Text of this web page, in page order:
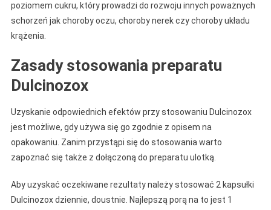
poziomem cukru, który prowadzi do rozwoju innych poważnych
schorzeń jak choroby oczu, choroby nerek czy choroby układu
krążenia.
Zasady stosowania preparatu
Dulcinozox
Uzyskanie odpowiednich efektów przy stosowaniu Dulcinozox
jest możliwe, gdy używa się go zgodnie z opisem na
opakowaniu. Zanim przystąpi się do stosowania warto
zapoznać się także z dołączoną do preparatu ulotką.
Aby uzyskać oczekiwane rezultaty należy stosować 2 kapsułki
Dulcinozox dziennie, doustnie. Najlepszą porą na to jest 1